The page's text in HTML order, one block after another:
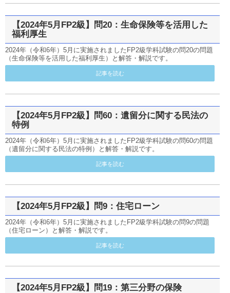
【2024年5月FP2級】問20：生命保険等を活用した
福利厚生
2024年（令和6年）5月に実施されましたFP2級学科試験の問20の問題
（生命保険等を活用した福利厚生）と解答・解説です。
記事を読む
【2024年5月FP2級】問60：遺留分に関する民法の
特例
2024年（令和6年）5月に実施されましたFP2級学科試験の問60の問題
（遺留分に関する民法の特例）と解答・解説です。
記事を読む
【2024年5月FP2級】問9：住宅ローン
2024年（令和6年）5月に実施されましたFP2級学科試験の問9の問題
（住宅ローン）と解答・解説です。
記事を読む
【2024年5月FP2級】問19：第三分野の保険